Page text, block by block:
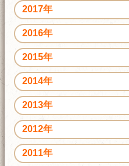
2017年
2016年
2015年
2014年
2013年
2012年
2011年